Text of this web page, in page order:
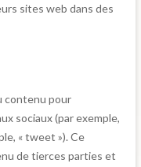
sites web dans des
contenu pour
sociaux (par exemple,
« tweet »). Ce
de tierces parties et